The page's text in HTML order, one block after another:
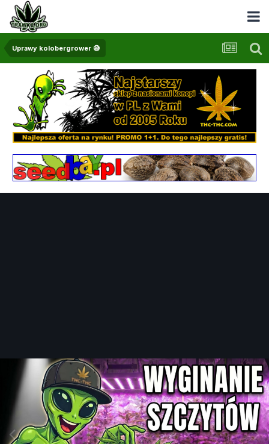
Uprawy kolobergrower 😅